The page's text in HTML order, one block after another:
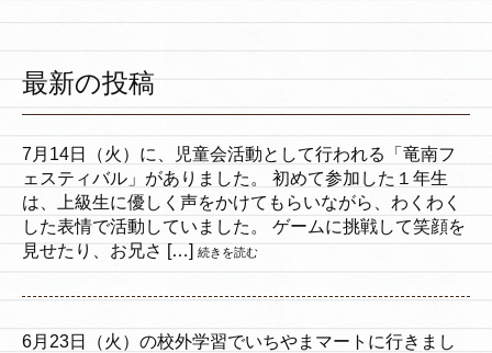
最新の投稿
7月14日（火）に、児童会活動として行われる「竜南フ
ェスティバル」がありました。 初めて参加した１年生
は、上級生に優しく声をかけてもらいながら、わくわく
した表情で活動していました。 ゲームに挑戦して笑顔を
見せたり、お兄さ […] 続きを読む
6月23日（火）の校外学習でいちやまマートに行きまし